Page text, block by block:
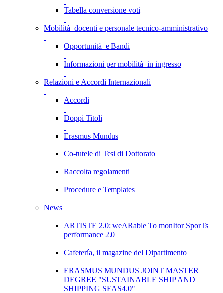
Tabella conversione voti
Mobilità docenti e personale tecnico-amministrativo
Opportunità e Bandi
Informazioni per mobilità in ingresso
Relazioni e Accordi Internazionali
Accordi
Doppi Titoli
Erasmus Mundus
Co-tutele di Tesi di Dottorato
Raccolta regolamenti
Procedure e Templates
News
ARTISTE 2.0: weARable To monItor SporTs
performance 2.0
Cafetería, il magazine del Dipartimento
ERASMUS MUNDUS JOINT MASTER
DEGREE "SUSTAINABLE SHIP AND
SHIPPING SEAS4.0"